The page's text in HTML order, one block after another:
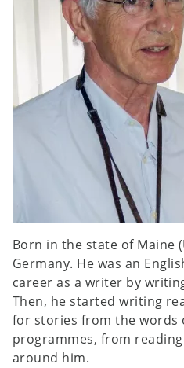
Born in the state of Maine
Germany. He was an
career as a writer by
Then, he started writing
for stories from the words
programmes, from
around him.